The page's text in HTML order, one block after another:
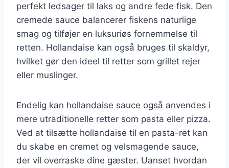
perfekt ledsager til laks og andre fede fisk. Den
cremede sauce balancerer fiskens naturlige
smag og tilføjer en luksuriøs fornemmelse til
retten. Hollandaise kan også bruges til skaldyr,
hvilket gør den ideel til retter som grillet rejer
eller muslinger.
Endelig kan hollandaise sauce også anvendes i
mere utraditionelle retter som pasta eller pizza.
Ved at tilsætte hollandaise til en pasta-ret kan
du skabe en cremet og velsmagende sauce,
der vil overraske dine gæster. Uanset hvordan